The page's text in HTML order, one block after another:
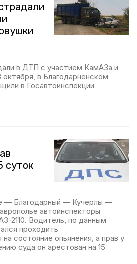
в ДТП с участием КамАЗа и
в Благодарненском
в Госавтоинспекции
суток
— Благодарный — Кучерлы —
автоинспекторы
2110. Водитель, по данным
проходить
состояние опьянения, а прав у
суда он арестован на 15